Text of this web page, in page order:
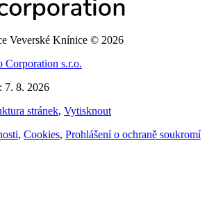
Veverské Knínice © 2026
Corporation s.r.o.
7. 8. 2026
stránek, Vytisknout
, Cookies, Prohlášení o ochraně soukromí